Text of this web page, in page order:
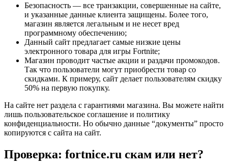
Безопасность — все транзакции, совершенные на сайте,
и указанные данные клиента защищены. Более того,
магазин является легальным и не несет вред
программному обеспечению;
Данный сайт предлагает самые низкие цены
электронного товара для игры Fortnite;
Магазин проводит частые акции и раздачи промокодов.
Так что пользователи могут приобрести товар со
скидками. К примеру, сайт делает пользователям скидку
50% на первую покупку.
На сайте нет раздела с гарантиями магазина. Вы можете найти
лишь пользовательское соглашение и политику
конфиденциальности. Но обычно данные “документы” просто
копируются с сайта на сайт.
Проверка: fortnice.ru скам или нет?